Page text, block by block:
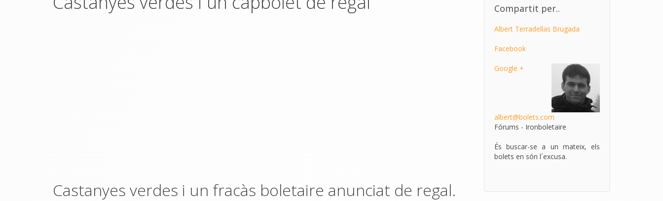
Castanyes verdes i un fracàs boletaire anunciat de regal.
Compartit per..
Albert Terradellas Brugada
Facebook
Google +
albert@bolets.com
Fórums - Ironboletaire
És buscar-se a un mateix, els
bolets en són l´excusa.